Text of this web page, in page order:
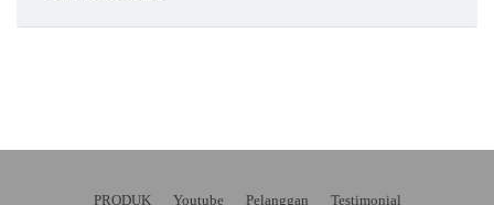
PRODUK Youtube Pelanggan Testimonial